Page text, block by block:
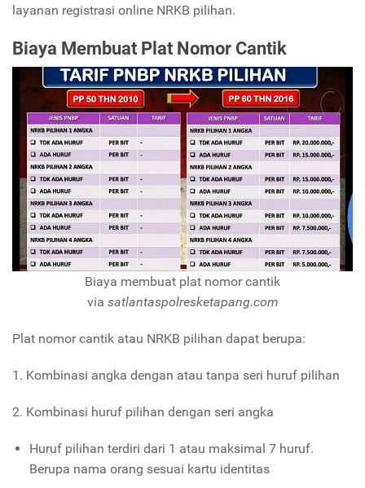
layanan registrasi online NRKB pilihan.
Biaya Membuat Plat Nomor Cantik
Biaya membuat plat nomor cantik
via satlantaspolresketapang.com
Plat nomor cantik atau NRKB pilihan dapat berupa:
1. Kombinasi angka dengan atau tanpa seri huruf pilihan
2. Kombinasi huruf pilihan dengan seri angka
Huruf pilihan terdiri dari 1 atau maksimal 7 huruf.
Berupa nama orang sesuai kartu identitas